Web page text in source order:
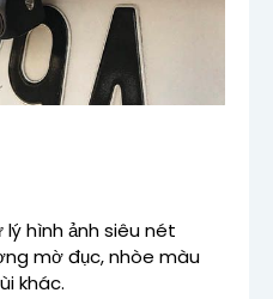
lý hình ảnh siêu nét
mờ đục, nhòe màu
khác.